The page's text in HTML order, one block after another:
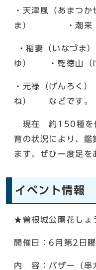
・天津風（あまつ
ま） ・潮来（
・稲妻（いなづ
ゆ） ・乾徳山（け
・元禄（げんろく
ね） などです。
現在 約150種を保
育の状況により、鑑
ます。ぜひ一度足を
イベント情報
★曽根城公園花しょ
開催日：6月第2日曜
内 容：バザー（串